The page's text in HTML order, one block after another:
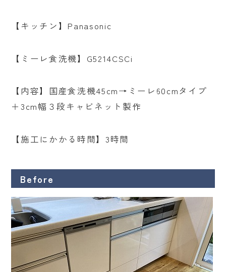
【キッチン】Panasonic
【ミーレ食洗機】G5214CSCi
【内容】国産食洗機45cm→ミーレ60cmタイプ
＋3cm幅３段キャビネット製作
【施工にかかる時間】3時間
Before